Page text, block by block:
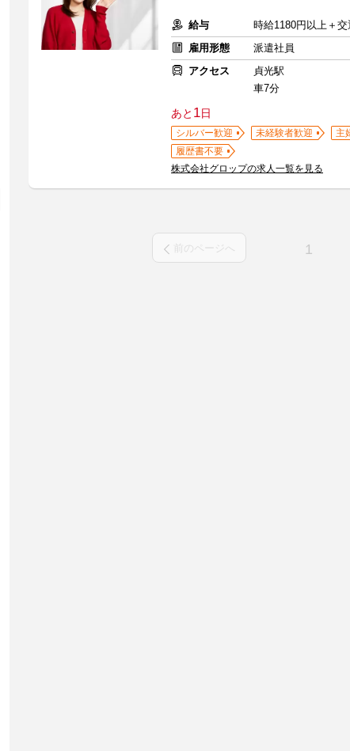
給与
時給1180円以上＋
雇用形態
派遣社員
アクセス
貞光駅
車7分
あと 1日
シルバー歓迎 未経験者歓迎 主
履歴書不要
株式会社グロップの求人一覧を見る
前のページへ 1